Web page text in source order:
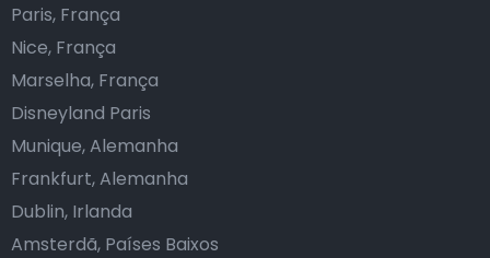
Paris, França
Nice, França
Marselha, França
Disneyland Paris
Munique, Alemanha
Frankfurt, Alemanha
Dublin, Irlanda
Amsterdã, Países Baixos